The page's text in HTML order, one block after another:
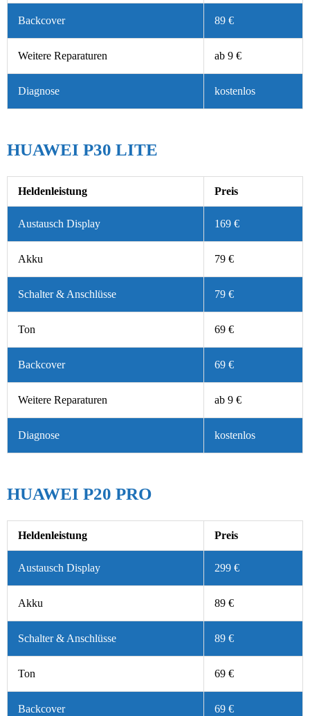
Backcover 89 €
Weitere Reparaturen ab 9 €
Diagnose kostenlos
HUAWEI P30 LITE
Heldenleistung Preis
Austausch Display 169 €
Akku 79 €
Schalter & Anschlüsse 79 €
Ton 69 €
Backcover 69 €
Weitere Reparaturen ab 9 €
Diagnose kostenlos
HUAWEI P20 PRO
Heldenleistung Preis
Austausch Display 299 €
Akku 89 €
Schalter & Anschlüsse 89 €
Ton 69 €
Backcover 69 €